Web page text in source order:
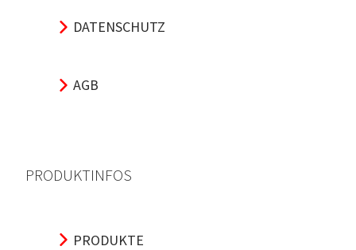
DATENSCHUTZ
AGB
PRODUKTINFOS
PRODUKTE